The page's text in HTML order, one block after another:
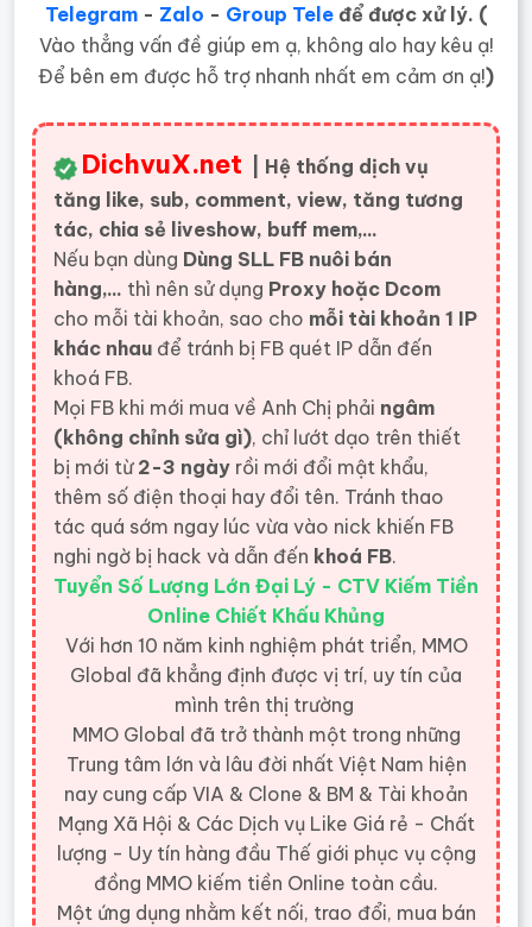
Telegram- Zalo - Group Teleđể được xử lý. (
Vào thẳng vấn đề giúp em ạ, không alo hay kêu ạ!
Để bên em được hỗ trợ nhanh nhất em cảm ơn ạ!)
DichvuX.net | Hệ thống dịch vụ
tăng like, sub, comment, view, tăng tương
tác, chia sẻ liveshow, buff mem,...
Nếu bạn dùng Dùng SLL FB nuôi bán
hàng,... thì nên sử dụng Proxy hoặc Dcom
cho mỗi tài khoản, sao cho mỗi tài khoản 1 IP
khác nhau để tránh bị FB quét IP dẫn đến
khoá FB.
Mọi FB khi mới mua về Anh Chị phải ngâm
(không chỉnh sửa gì), chỉ lướt dạo trên thiết
bị mới từ 2-3 ngày rồi mới đổi mật khẩu,
thêm số điện thoại hay đổi tên. Tránh thao
tác quá sớm ngay lúc vừa vào nick khiến FB
nghi ngờ bị hack và dẫn đến khoá FB.
Tuyển Số Lượng Lớn Đại Lý - CTV Kiếm Tiền
Online Chiết Khấu Khủng
Với hơn 10 năm kinh nghiệm phát triển, MMO
Global đã khẳng định được vị trí, uy tín của
mình trên thị trường
MMO Global đã trở thành một trong những
Trung tâm lớn và lâu đời nhất Việt Nam hiện
nay cung cấp VIA & Clone & BM & Tài khoản
Mạng Xã Hội & Các Dịch vụ Like Giá rẻ - Chất
lượng - Uy tín hàng đầu Thế giới phục vụ cộng
đồng MMO kiếm tiền Online toàn cầu.
Một ứng dụng nhằm kết nối, trao đổi, mua bán